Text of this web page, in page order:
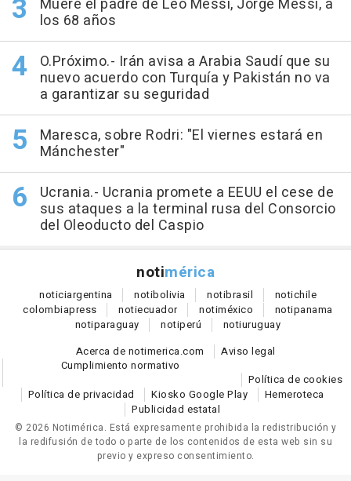
Muere el padre de Leo Messi, Jorge Messi, a
los 68 años
O.Próximo.- Irán avisa a Arabia Saudí que su
nuevo acuerdo con Turquía y Pakistán no va
a garantizar su seguridad
Maresca, sobre Rodri: "El viernes estará en
Mánchester"
Ucrania.- Ucrania promete a EEUU el cese de
sus ataques a la terminal rusa del Consorcio
del Oleoducto del Caspio
notimérica
noticiargentina notibolivia notibrasil notichile
colombiapress notiecuador notiméxico notipanama
notiparaguay notiperú notiuruguay
Acerca de notimerica.com
Aviso legal
Cumplimiento normativo
Política de cookies
Política de privacidad
Kiosko Google Play
Hemeroteca
Publicidad estatal
© 2026 Notimérica. Está expresamente prohibida la redistribución y
la redifusión de todo o parte de los contenidos de esta web sin su
previo y expreso consentimiento.